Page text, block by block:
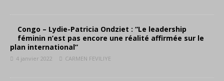
Congo – Lydie-Patricia Ondziet : “Le leadership
féminin n’est pas encore une réalité affirmée sur le
plan international”
4 janvier 2022 CARMEN FEVILIYE